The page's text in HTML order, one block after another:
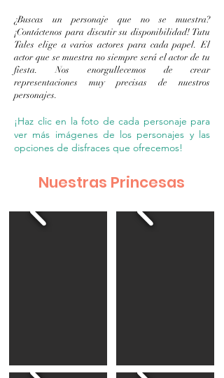
¿Buscas un personaje que no se muestra?
¡Contáctenos para discutir su disponibilidad! Tutu
Tales elige a varios actores para cada papel. El
actor que se muestra no siempre será el actor de tu
fiesta. Nos enorgullecemos de crear
representaciones muy precisas de nuestros
personajes.
¡Haz clic en la foto de cada personaje para
ver más imágenes de los personajes y las
opciones de disfraces que ofrecemos!
Nuestras Princesas